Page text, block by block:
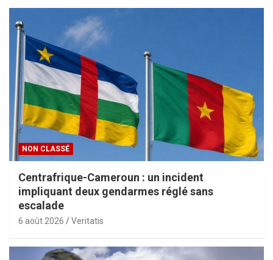
NON CLASSÉ
Centrafrique-Cameroun : un incident
impliquant deux gendarmes réglé sans
escalade
6 août 2026 Veritatis